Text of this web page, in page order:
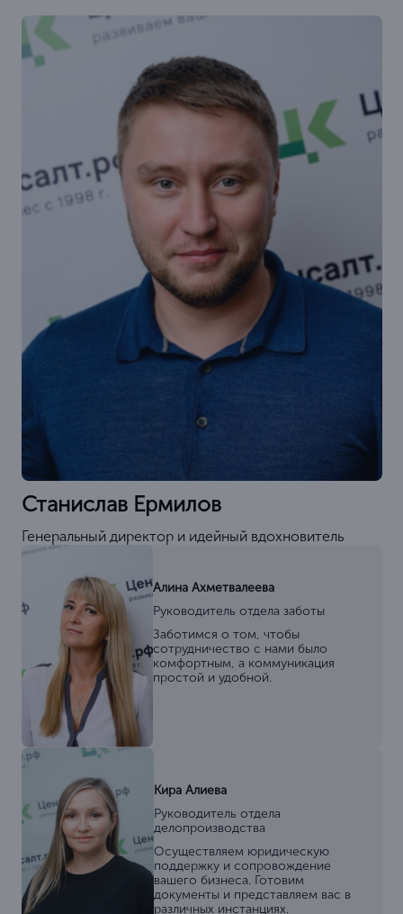
Станислав Ермилов
Генеральный директор и идейный вдохновитель
Алина Ахметвалеева
Руководитель отдела заботы
Заботимся о том, чтобы
сотрудничество с нами было
комфортным, а коммуникация
простой и удобной.
Кира Алиева
Руководитель отдела
делопроизводства
Осуществляем юридическую
поддержку и сопровождение
вашего бизнеса. Готовим
документы и представляем вас в
различных инстанциях.